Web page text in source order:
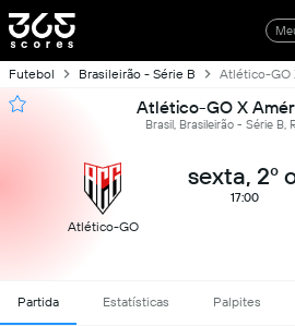
Futebol Brasileirão - Série B Atlético-GO
Atlético-GO X
Brasil, Brasileirão - Série B,
Atlético-GO
sexta, 2º
17:00
Partida Estatísticas Palpites